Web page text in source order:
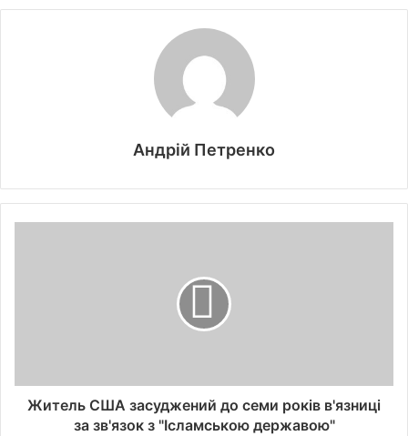
Андрій Петренко
Житель США засуджений до семи років в'язниці
за зв'язок з "Ісламською державою"